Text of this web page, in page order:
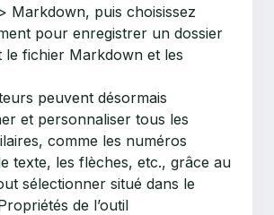
Markdown, puis choisissez
pour enregistrer un dossier
le fichier Markdown et les
peuvent désormais
et personnaliser tous les
comme les numéros
texte, les flèches, etc., grâce au
sélectionner situé dans le
de l’outil